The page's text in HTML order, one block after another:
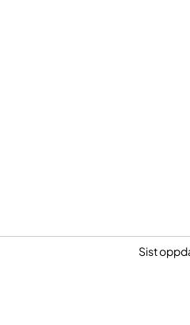
Sist